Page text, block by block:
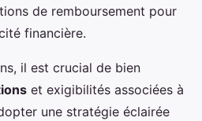
de remboursement pour
financière.
il est crucial de bien
et exigibilités associées à
une stratégie éclairée